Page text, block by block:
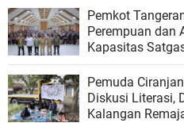
Pemkot
Perempuan dan
Kapasitas
Pemuda
Diskusi Literasi,
Kalangan